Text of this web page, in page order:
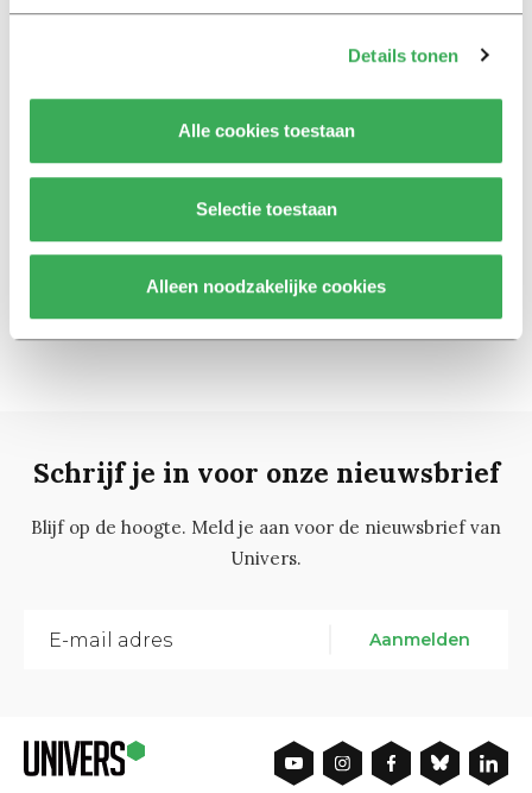
Details tonen
Alle cookies toestaan
Selectie toestaan
Alleen noodzakelijke cookies
9 tot 5: een archaïsch fenomeen
Nieuws
1,25 miljoen euro voor vijf
Tilburgse onderzoekers
04 augustus 2014
1 … 55 56 57
Schrijf je in voor onze nieuwsbrief
Blijf op de hoogte. Meld je aan voor de nieuwsbrief van
Univers.
Aanmelden